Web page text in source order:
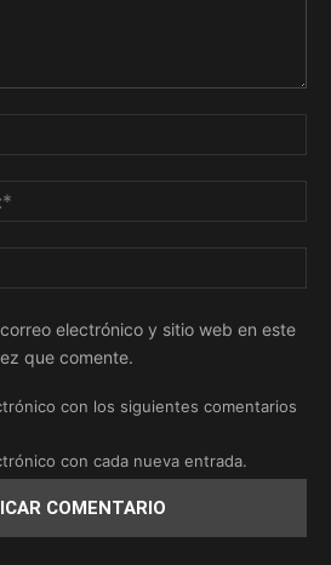
electrónico y sitio web en este
que comente.
con los siguientes comentarios
con cada nueva entrada.